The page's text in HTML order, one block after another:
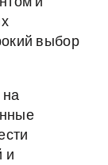
выбор
на
и